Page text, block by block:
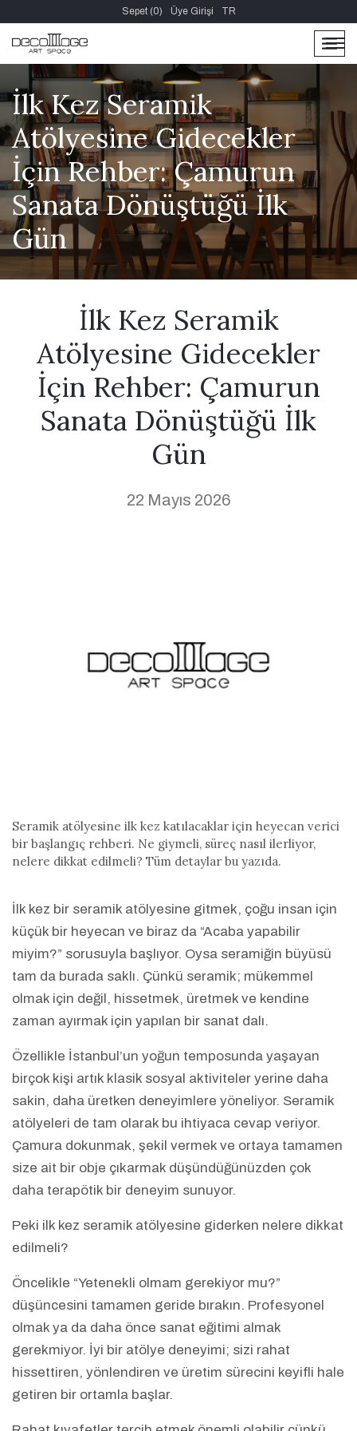
Sepet (0) Üye Girişi TR
İlk Kez Seramik
Atölyesine Gidecekler
İçin Rehber: Çamurun
Sanata Dönüştüğü İlk
Gün
İlk Kez Seramik
Atölyesine Gidecekler
İçin Rehber: Çamurun
Sanata Dönüştüğü İlk
Gün
22 Mayıs 2026
Seramik atölyesine ilk kez katılacaklar için heyecan verici
bir başlangıç rehberi. Ne giymeli, süreç nasıl ilerliyor,
nelere dikkat edilmeli? Tüm detaylar bu yazıda.
İlk kez bir seramik atölyesine gitmek, çoğu insan için
küçük bir heyecan ve biraz da “Acaba yapabilir
miyim?” sorusuyla başlıyor. Oysa seramiğin büyüsü
tam da burada saklı. Çünkü seramik; mükemmel
olmak için değil, hissetmek, üretmek ve kendine
zaman ayırmak için yapılan bir sanat dalı.
Özellikle İstanbul’un yoğun temposunda yaşayan
birçok kişi artık klasik sosyal aktiviteler yerine daha
sakin, daha üretken deneyimlere yöneliyor. Seramik
atölyeleri de tam olarak bu ihtiyaca cevap veriyor.
Çamura dokunmak, şekil vermek ve ortaya tamamen
size ait bir obje çıkarmak düşündüğünüzden çok
daha terapötik bir deneyim sunuyor.
Peki ilk kez seramik atölyesine giderken nelere dikkat
edilmeli?
Öncelikle “Yetenekli olmam gerekiyor mu?”
düşüncesini tamamen geride bırakın. Profesyonel
olmak ya da daha önce sanat eğitimi almak
gerekmiyor. İyi bir atölye deneyimi; sizi rahat
hissettiren, yönlendiren ve üretim sürecini keyifli hale
getiren bir ortamla başlar.